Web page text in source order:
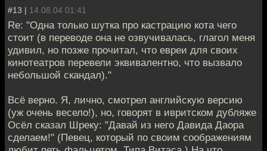
#13 | 14.08.04 01:41
Re: "Одна только шутка про кастрацию кота чего
стоит (в переводе она не озвучивалась, глагол меня
удивил, но позже прочитал, что евреи для своих
кинотеатров перевели эквивалентно, что вызвало
небольшой скандал)."
Всё верно. Я, лично, смотрел английскую версию
(уж очень весело!), но, говорят в ивритском дубляже
Осёл сказал Шреку: "Давай из него Давида Даора
сделаем!" (Певец, который по своим соображениям